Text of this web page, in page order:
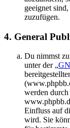
geeignet
zuzufügen.
4. General
Du nimmst
unter der „
werden
Einfluss auf
wird. Sie